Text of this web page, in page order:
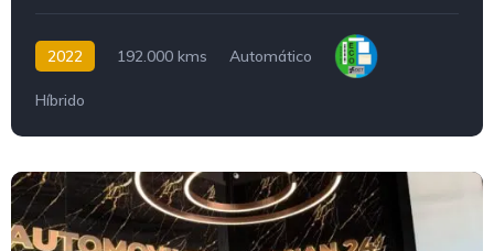
2022 192.000 kms Automático
Híbrido